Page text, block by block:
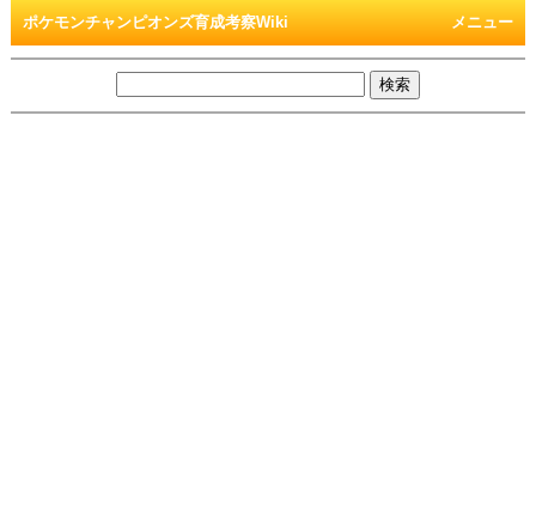
メニュー
ポケモンチャンピオンズ育成考察Wiki